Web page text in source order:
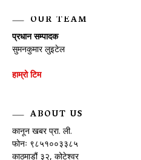
OUR TEAM
प्रधान सम्पादक
सुमनकुमार लुइटेल
हाम्रो टिम
ABOUT US
कानून खबर प्रा. ली.
फोनः ९८५१००३३८५
काठमाडौं ३२, कोटेश्वर